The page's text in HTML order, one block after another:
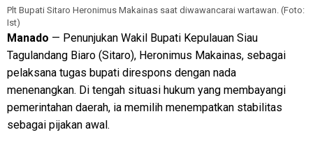
Plt Bupati Sitaro Heronimus Makainas saat diwawancarai wartawan. (Foto:
Ist)
Manado — Penunjukan Wakil Bupati Kepulauan Siau
Tagulandang Biaro (Sitaro), Heronimus Makainas, sebagai
pelaksana tugas bupati direspons dengan nada
menenangkan. Di tengah situasi hukum yang membayangi
pemerintahan daerah, ia memilih menempatkan stabilitas
sebagai pijakan awal.